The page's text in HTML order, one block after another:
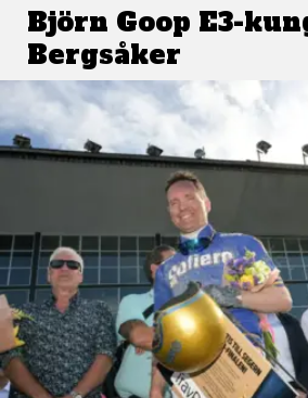
Björn Goop E3-
Bergsåker